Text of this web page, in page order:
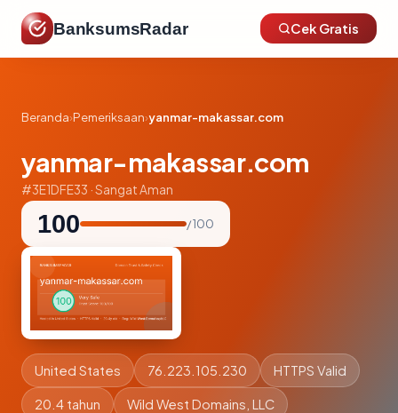
BanksumsRadar Cek Gratis
Beranda›Pemeriksaan›yanmar-makassar.com
yanmar-makassar.com
#3E1DFE33 · Sangat Aman
100 / 100
United States 76.223.105.230 HTTPS Valid
20.4 tahun Wild West Domains, LLC